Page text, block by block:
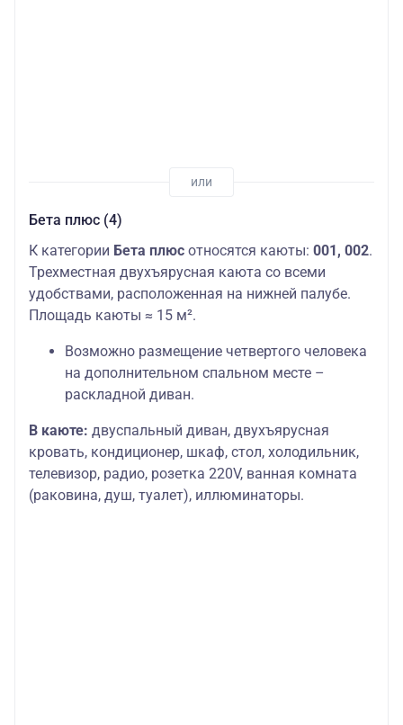
Бета плюс (4)
К категории Бета плюс относятся каюты: 001, 002.
Трехместная двухъярусная каюта со всеми
удобствами, расположенная на нижней палубе.
Площадь каюты ≈ 15 м².
Возможно размещение четвертого человека
на дополнительном спальном месте –
раскладной диван.
В каюте: двуспальный диван, двухъярусная
кровать, кондиционер, шкаф, стол, холодильник,
телевизор, радио, розетка 220V, ванная комната
(раковина, душ, туалет), иллюминаторы.